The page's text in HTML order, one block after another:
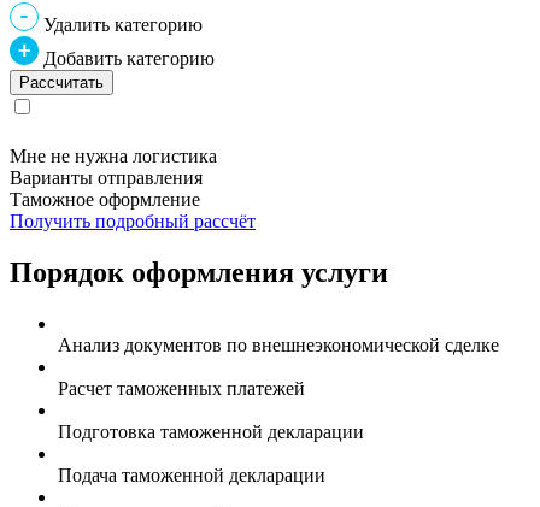
Удалить категорию
Добавить категорию
Мне не нужна логистика
Варианты отправления
Таможное оформление
Получить подробный рассчёт
Порядок оформления услуги
Анализ документов по внешнеэкономической сделке
Расчет таможенных платежей
Подготовка таможенной декларации
Подача таможенной декларации